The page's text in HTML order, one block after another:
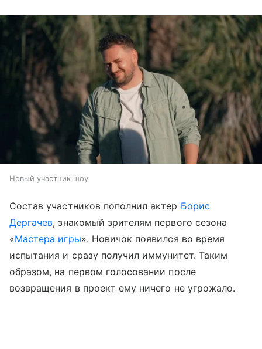
Новый участник шоу
Состав участников пополнил актер Борис
Дергачев, знакомый зрителям первого сезона
«Мастера игры». Новичок появился во время
испытания и сразу получил иммунитет. Таким
образом, на первом голосовании после
возвращения в проект ему ничего не угрожало.